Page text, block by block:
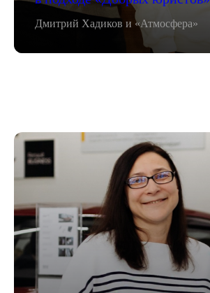
Дмитрий Хадиков и «Атмосфера»